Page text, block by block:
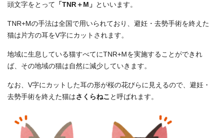
頭文字をとって 「TNR＋M」 といいます。
TNR+Mの手法は全国で用いられており、避妊・去勢手術を終えた
猫は片方の耳をV字にカットされます。
地域に生息している猫すべてにTNR+Mを実施することができれ
ば、その地域の猫は自然に減少していきます。
なお、V字にカットした耳の形が桜の花びらに見えるので、避妊・
去勢手術を終えた猫はさくらねこ と呼ばれます。